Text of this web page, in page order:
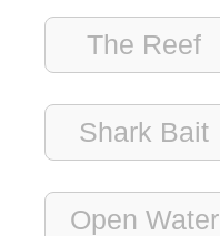
The Reef
Shark Bait
Open Water